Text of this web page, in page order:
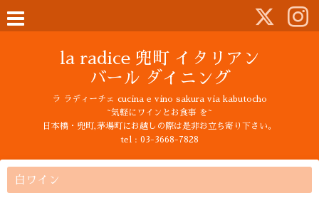
la radice 兜町 イタリアン
バール ダイニング
ラ ラディーチェ cucina e vino sakura via kabutocho
~気軽にワインとお食事 を~
日本橋・兜町,茅場町にお越しの際は是非お立ち寄り下さい。
tel : 03-3668-7828
白ワイン